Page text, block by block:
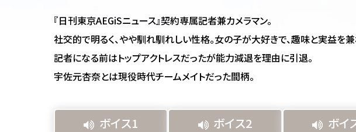
『日刊東京AEGiSニュース』契約専属記者兼カメラマン。
社交的で明るく、やや馴れ馴れしい性格。女の子が大好きで、趣味と実益を
記者になる前はトップアクトレスだったが能力減退を理由に引退。
宇佐元杏奈とは現役時代チームメイトだった間柄。
ボイス1 ボイス2 ボイ